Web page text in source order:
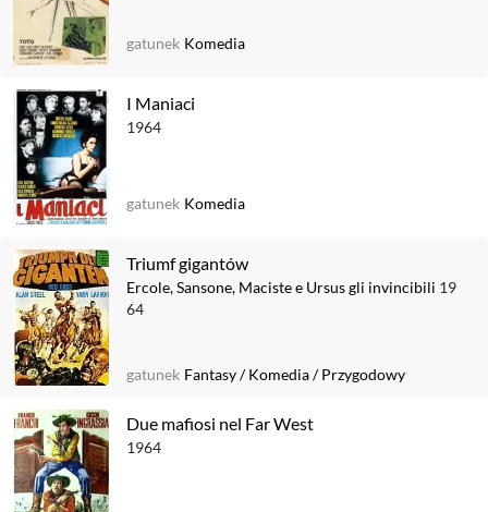
gatunek Komedia
I Maniaci
1964
gatunek Komedia
Triumf gigantów
Ercole, Sansone, Maciste e Ursus gli invincibili 19
64
gatunek Fantasy/Komedia/Przygodowy
Due mafiosi nel Far West
1964